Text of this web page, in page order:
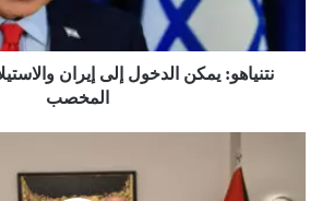
اليورانيوم
المخصب
نتنياهو: يمكن الدخول إلى إيران
المخصب